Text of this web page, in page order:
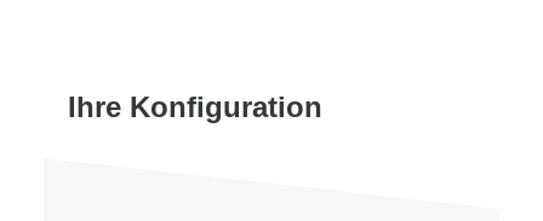
Ihre Konfiguration